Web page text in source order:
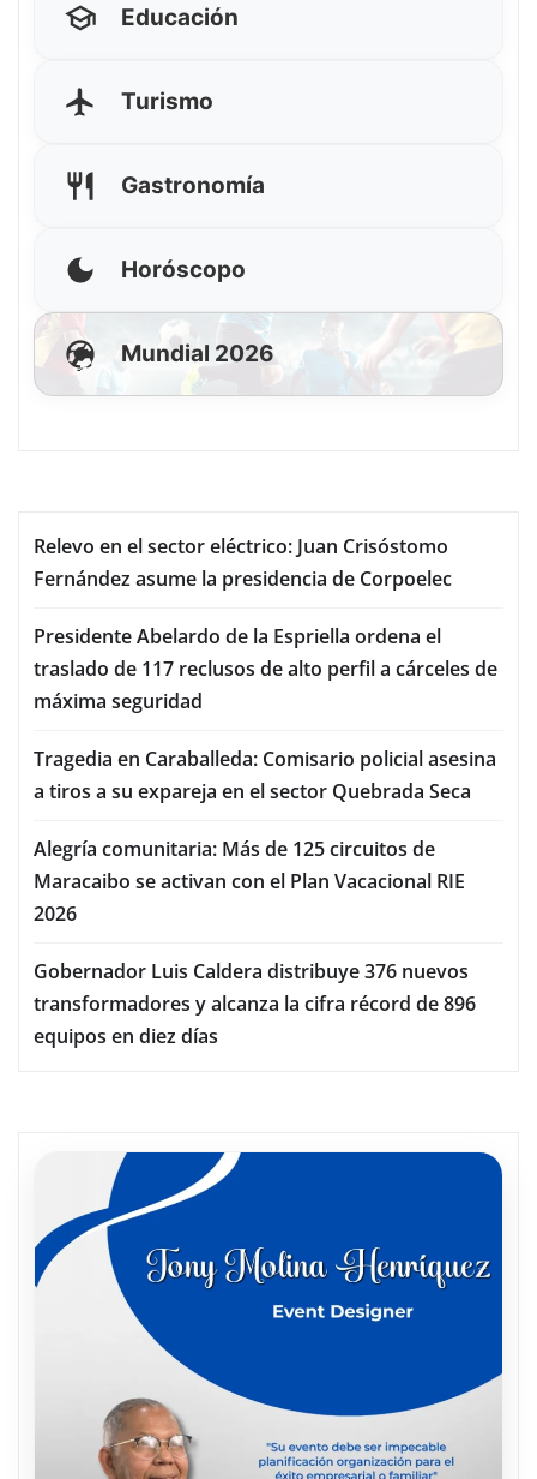
Educación
Turismo
Gastronomía
Horóscopo
Mundial 2026
Relevo en el sector eléctrico: Juan Crisóstomo
Fernández asume la presidencia de Corpoelec
Presidente Abelardo de la Espriella ordena el
traslado de 117 reclusos de alto perfil a cárceles de
máxima seguridad
Tragedia en Caraballeda: Comisario policial asesina
a tiros a su expareja en el sector Quebrada Seca
Alegría comunitaria: Más de 125 circuitos de
Maracaibo se activan con el Plan Vacacional RIE
2026
Gobernador Luis Caldera distribuye 376 nuevos
transformadores y alcanza la cifra récord de 896
equipos en diez días